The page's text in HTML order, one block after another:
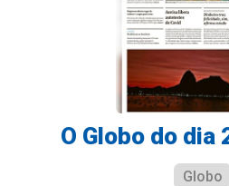
O Globo do dia
Globo